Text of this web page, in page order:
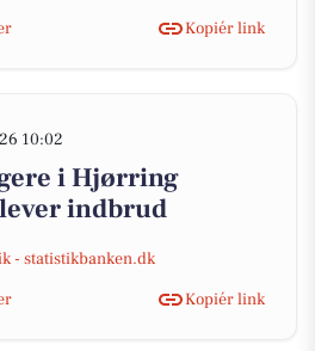
Kopiér link
10:02
i Hjørring
indbrud
- statistikbanken.dk
Kopiér link